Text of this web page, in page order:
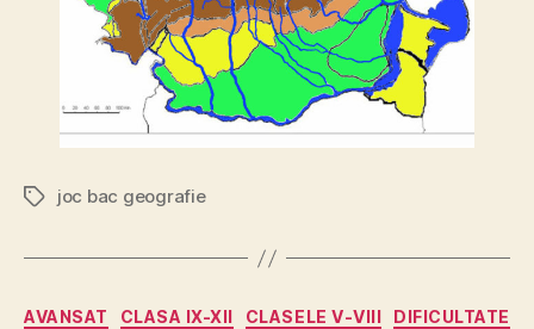
Etichetejoc bac geografie
Categorii
AVANSAT CLASA IX-XII CLASELE V-VIII
DIFICULTATE